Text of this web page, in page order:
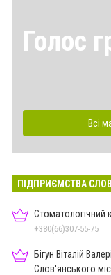
Голос
Всі
ПІДПРИЄМСТВА
Стоматологічний
+380(66)307-55-75
Бігун Віталій
Слов'янського